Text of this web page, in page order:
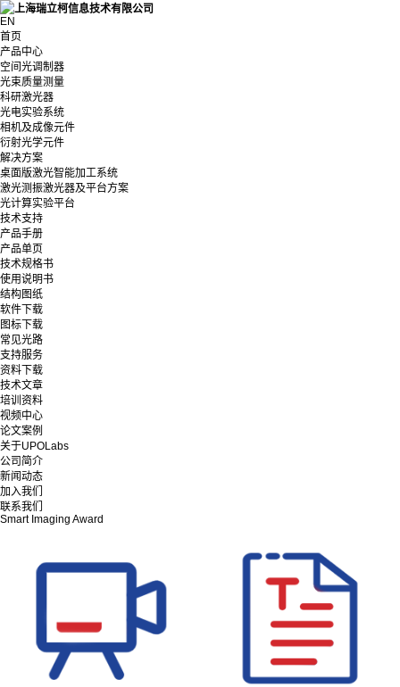
EN
首页
产品中心
空间光调制器
光束质量测量
科研激光器
光电实验系统
相机及成像元件
衍射光学元件
解决方案
桌面版激光智能加工系统
激光测振激光器及平台方案
光计算实验平台
技术支持
产品手册
产品单页
技术规格书
使用说明书
结构图纸
软件下载
图标下载
常见光路
支持服务
资料下载
技术文章
培训资料
视频中心
论文案例
关于UPOLabs
公司简介
新闻动态
加入我们
联系我们
Smart Imaging Award